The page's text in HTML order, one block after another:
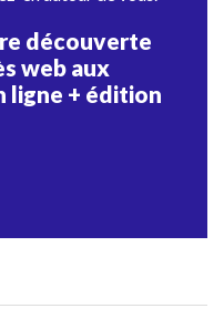
découverte
web aux
ligne + édition